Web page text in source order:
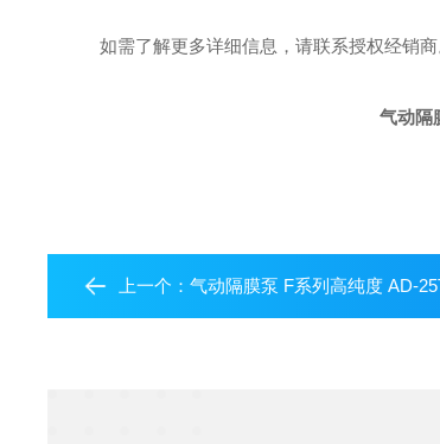
如需了解更多详细信息，请联系授权经销商
气动隔
上一个：气动隔膜泵 F系列高纯度 AD-